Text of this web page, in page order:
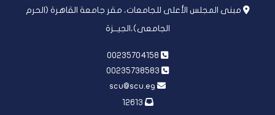
مبنى المجلس الأعلى للجامعات، مقر جامعة القاهرة (الحرم
الجامعى)،الجيــزة